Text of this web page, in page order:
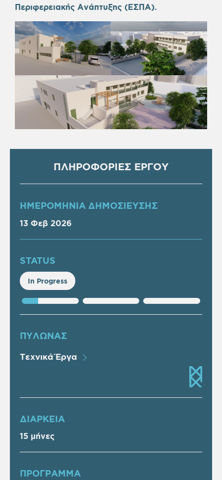
Περιφερειακής Ανάπτυξης (ΕΣΠΑ).
ΠΛΗΡΟΦΟΡΙΕΣ ΕΡΓΟΥ
ΗΜΕΡΟΜΗΝΙΑ ΔΗΜΟΣΙΕΥΣΗΣ
13 Φεβ 2026
STATUS
In Progress
ΠΥΛΩΝΑΣ
Τεχνικά Έργα
ΔΙΑΡΚΕΙΑ
15 μήνες
ΠΡOΓΡΑΜΜΑ